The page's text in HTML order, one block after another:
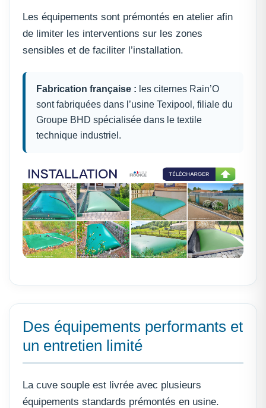
Les équipements sont prémontés en atelier afin
de limiter les interventions sur les zones
sensibles et de faciliter l’installation.
Fabrication française : les citernes Rain’O
sont fabriquées dans l’usine Texipool, filiale du
Groupe BHD spécialisée dans le textile
technique industriel.
Des équipements performants et
un entretien limité
La cuve souple est livrée avec plusieurs
équipements standards prémontés en usine.